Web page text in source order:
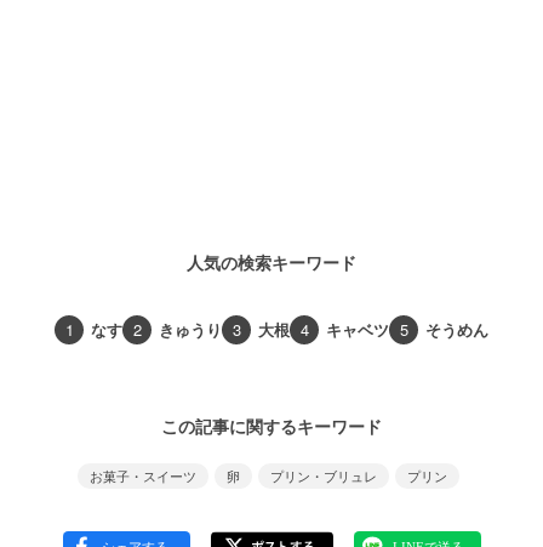
人気の検索キーワード
1 なす 2 きゅうり 3 大根 4 キャベツ 5 そうめん
この記事に関するキーワード
お菓子・スイーツ 卵 プリン・ブリュレ プリン